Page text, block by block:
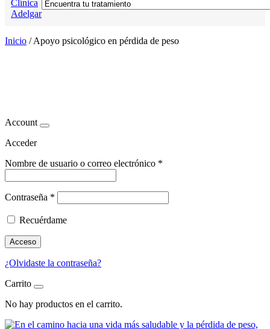
Inicio /Apoyo psicológico en pérdida de peso
Account
Acceder
Nombre de usuario o correo electrónico *
Contraseña *
Recuérdame
Acceso
¿Olvidaste la contraseña?
Carrito
No hay productos en el carrito.